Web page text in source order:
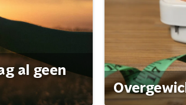
al geen